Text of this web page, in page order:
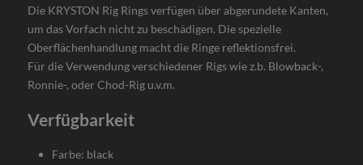
Die KRYSTON Rig Rings verfügen über abgerundete Kanten,
um das Vorfach nicht zu beschädigen. Die spezielle
Oberflächenhandlung macht die Ringe reflektionsfrei.
Für die Verwendung verschiedener Rigs wie z.b. Blowback-,
Ronnie-, oder Chod-Rig u.v.m.
Verfügbarkeit
Farbe: black